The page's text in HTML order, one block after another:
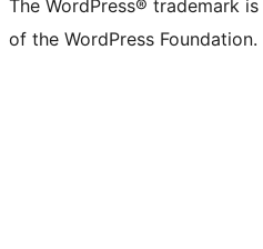
The WordPress® trademark
of the WordPress Foundation.